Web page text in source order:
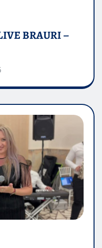
BRAURI –